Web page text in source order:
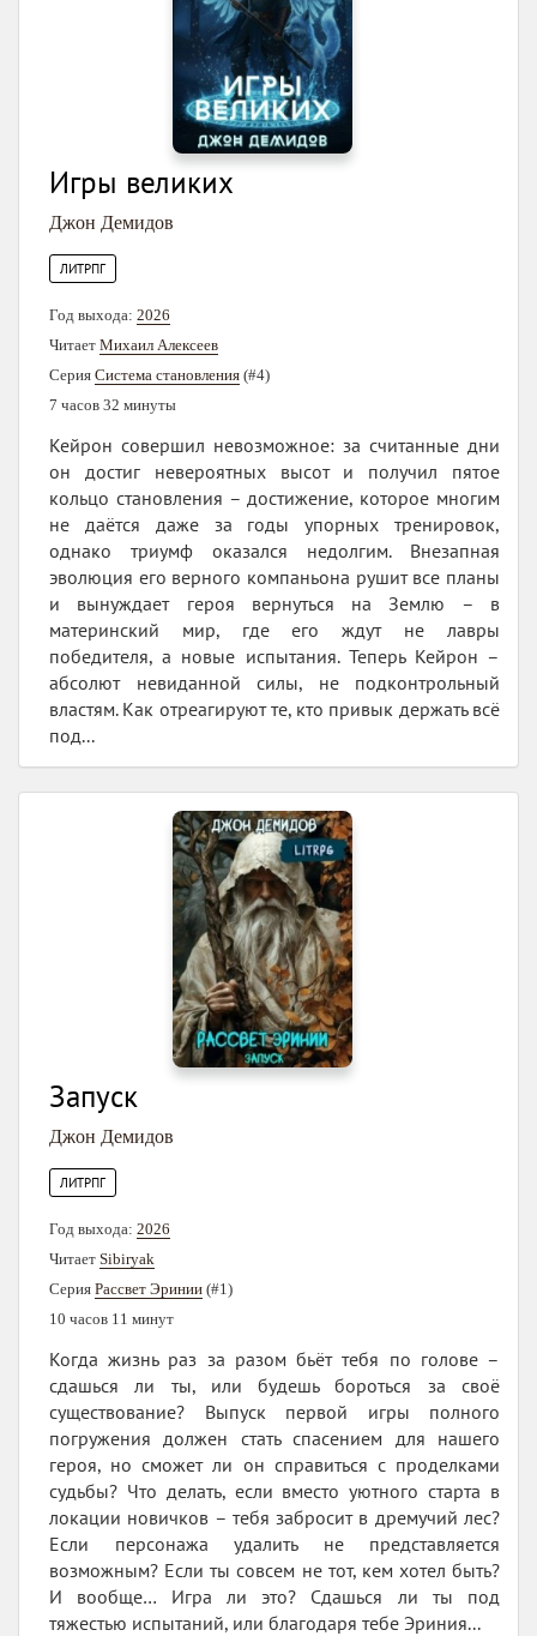
Игры великих
Джон Демидов
ЛИТРПГ
Год выхода: 2026
Читает Михаил Алексеев
Серия Система становления (#4)
7 часов 32 минуты
Кейрон совершил невозможное: за считанные дни
он достиг невероятных высот и получил пятое
кольцо становления – достижение, которое многим
не даётся даже за годы упорных тренировок,
однако триумф оказался недолгим. Внезапная
эволюция его верного компаньона рушит все планы
и вынуждает героя вернуться на Землю – в
материнский мир, где его ждут не лавры
победителя, а новые испытания. Теперь Кейрон –
абсолют невиданной силы, не подконтрольный
властям. Как отреагируют те, кто привык держать всё
под...
Запуск
Джон Демидов
ЛИТРПГ
Год выхода: 2026
Читает Sibiryak
Серия Рассвет Эринии (#1)
10 часов 11 минут
Когда жизнь раз за разом бьёт тебя по голове –
сдашься ли ты, или будешь бороться за своё
существование? Выпуск первой игры полного
погружения должен стать спасением для нашего
героя, но сможет ли он справиться с проделками
судьбы? Что делать, если вместо уютного старта в
локации новичков – тебя забросит в дремучий лес?
Если персонажа удалить не представляется
возможным? Если ты совсем не тот, кем хотел быть?
И вообще… Игра ли это? Сдашься ли ты под
тяжестью испытаний, или благодаря тебе Эриния...